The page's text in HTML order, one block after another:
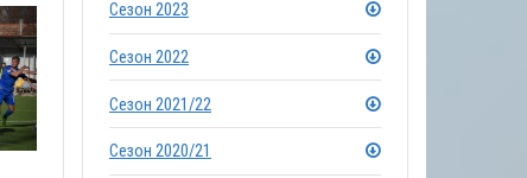
Сезон 2023
Сезон 2022
Сезон 2021/22
Сезон 2020/21